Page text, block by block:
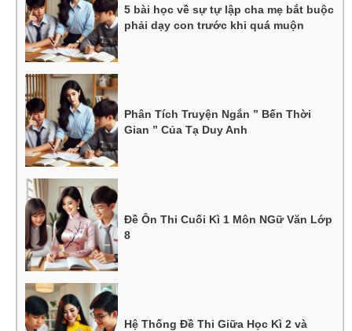
5 bài học về sự tự lập cha mẹ bắt buộc
phải dạy con trước khi quá muộn
Phân Tích Truyện Ngắn ” Bến Thời
Gian ” Của Tạ Duy Anh
Đề Ôn Thi Cuối Kì 1 Môn NGữ Văn Lớp
8
Hệ Thống Đề Thi Giữa Học Kì 2 và